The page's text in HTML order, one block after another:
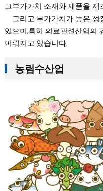
고부가가치 소재와 제품을 제
그리고 부가가치가 높은 성
있으며,특히 의료관련산업의
이뤄지고 있습니다.
농림수산업